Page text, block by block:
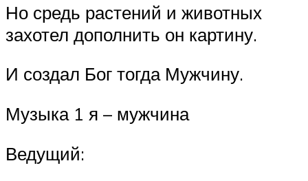
Но средь растений и животных
захотел дополнить он картину.
И создал Бог тогда Мужчину.
Музыка 1 я – мужчина
Ведущий: